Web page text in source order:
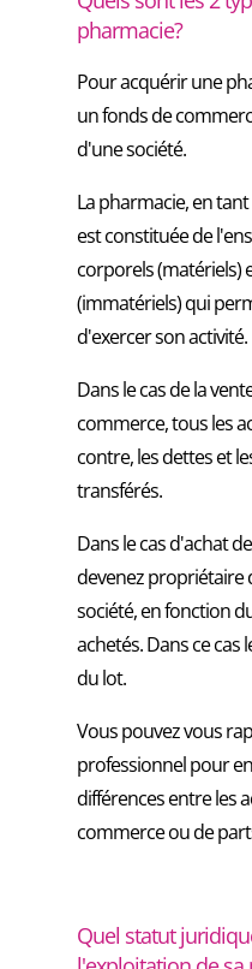
pharmacie?
Pour acquérir une
un fonds de
d'une société.
La pharmacie, en
est constituée de
corporels (matériels)
(immatériels) qui
d'exercer son activité.
Dans le cas de la
commerce, tous les
contre, les dettes et
transférés.
Dans le cas d'achat de
devenez propriétaire
société, en fonction
achetés. Dans ce cas
du lot.
Vous pouvez vous
professionnel pour
différences entre les
commerce ou de
Quel statut